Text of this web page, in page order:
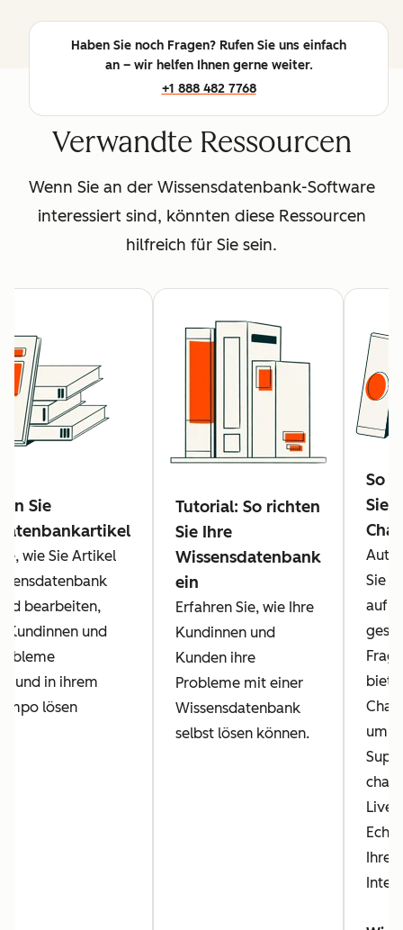
Haben Sie noch Fragen? Rufen Sie uns einfach
an – wir helfen Ihnen gerne weiter.
+1 888 482 7768
Verwandte Ressourcen
Wenn Sie an der Wissensdatenbank-Software
interessiert sind, könnten diese Ressourcen
hilfreich für Sie sein.
Sie
wie Sie Artikel
bearbeiten,
Kundinnen und
und in ihrem
lösen
Tutorial: So richten
Sie Ihre
Wissensdatenbank
ein
Erfahren Sie, wie Ihre
Kundinnen und
Kunden ihre
Probleme mit einer
Wissensdatenbank
selbst lösen können.
So
Sie
Sie
auf
um
Live-
Ihren